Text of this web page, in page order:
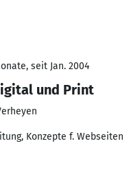
seit Jan. 2004
und Print
Konzepte f. Webseiten